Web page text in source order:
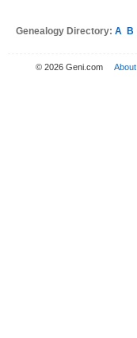
Genealogy Directory: A B
© 2026 Geni.com About